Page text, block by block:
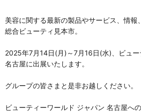
美容に関する最新の製品やサービス、情報
総合ビューティ見本市。
2025年7月14日(月)～7月16日(水)、ビュ
名古屋に出展いたします。
グループの皆さまと是非お越しください。
ビューティーワールド ジャパン 名古屋へ